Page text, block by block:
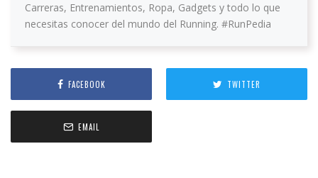
Carreras, Entrenamientos, Ropa, Gadgets y todo lo que
necesitas conocer del mundo del Running. #RunPedia
FACEBOOK TWITTER
EMAIL